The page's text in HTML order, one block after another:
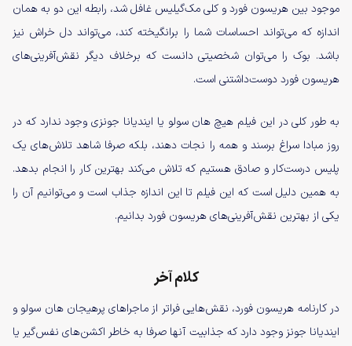
موجود بین هریسون فورد و کلی مک‌گیلیس غافل شد، رابطه این دو به همان
اندازه که می‌تواند احساسات شما را برانگیخته کند، می‌تواند دل خراش نیز
باشد. بوک را می‌توان شخصیتی دانست که برخلاف دیگر نقش‌آفرینی‌های
هریسون فورد دوست‌داشتنی است.
به طور کلی در این فیلم هیچ هان سولو یا ایندیانا جونزی وجود ندارد که در
روز مبادا سراغ برسند و همه را نجات دهند، بلکه صرفا شاهد تلاش‌های یک
پلیس درست‌کار و صادق هستیم که تلاش می‌کند بهترین کار را انجام بدهد.
به همین دلیل است که این فیلم تا این اندازه جذاب است و می‌توانیم آن را
یکی از بهترین نقش‌آفرینی‌های هریسون فورد بدانیم.
کلام آخر
در کارنامه هریسون فورد، نقش‌هایی فراتر از ماجراهای پرهیجان هان سولو و
ایندیانا جونز وجود دارد که جذابیت آنها صرفا به خاطر اکشن‌های نفس‌گیر یا